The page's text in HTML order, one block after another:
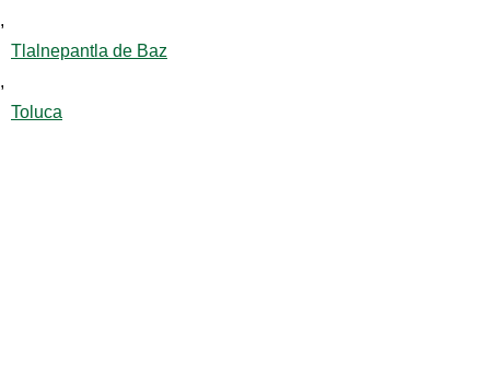
,
Tlalnepantla de Baz
,
Toluca